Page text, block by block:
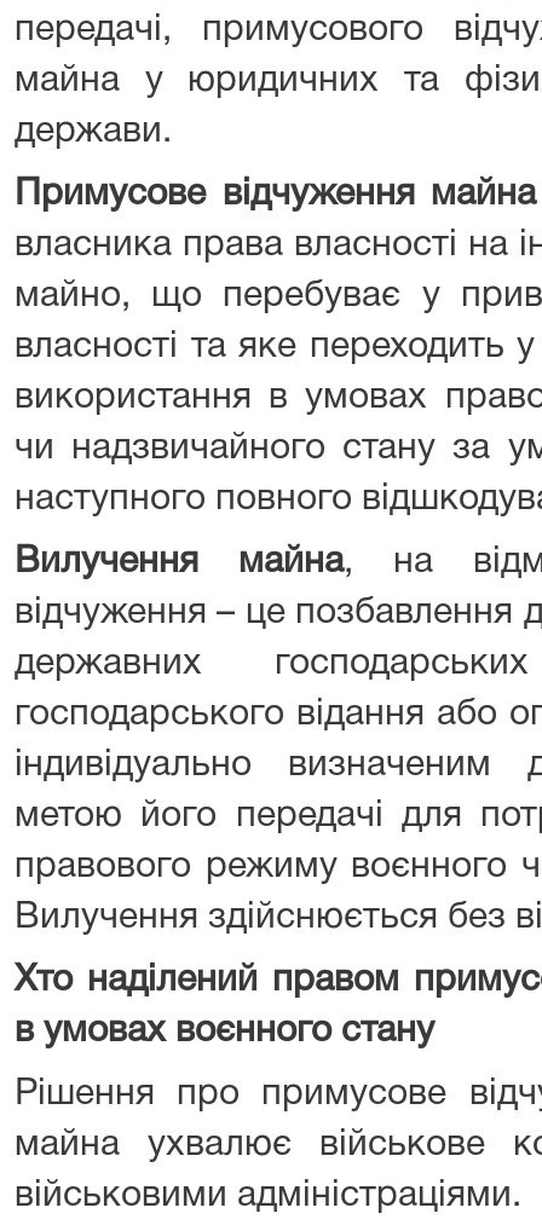
передачі, примусового
майна у юридичних та
держави.
Примусове відчуження майна
власника права власності на
майно, що перебуває у
власності та яке переходить
використання в умовах
чи надзвичайного стану за
наступного повного
Вилучення майна, на
відчуження – це позбавлення
державних
господарського відання або
індивідуально
метою його передачі для
правового режиму воєнного
Вилучення здійснюється без
Хто наділений правом
в умовах воєнного стану
Рішення про примусове
майна ухвалює військове
військовими адміністраціями.